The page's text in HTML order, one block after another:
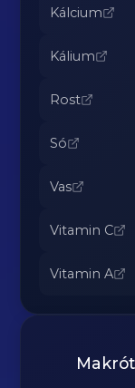
Kálcium
Kálium
Rost
Só
Vas
Vitamin C
Vitamin A